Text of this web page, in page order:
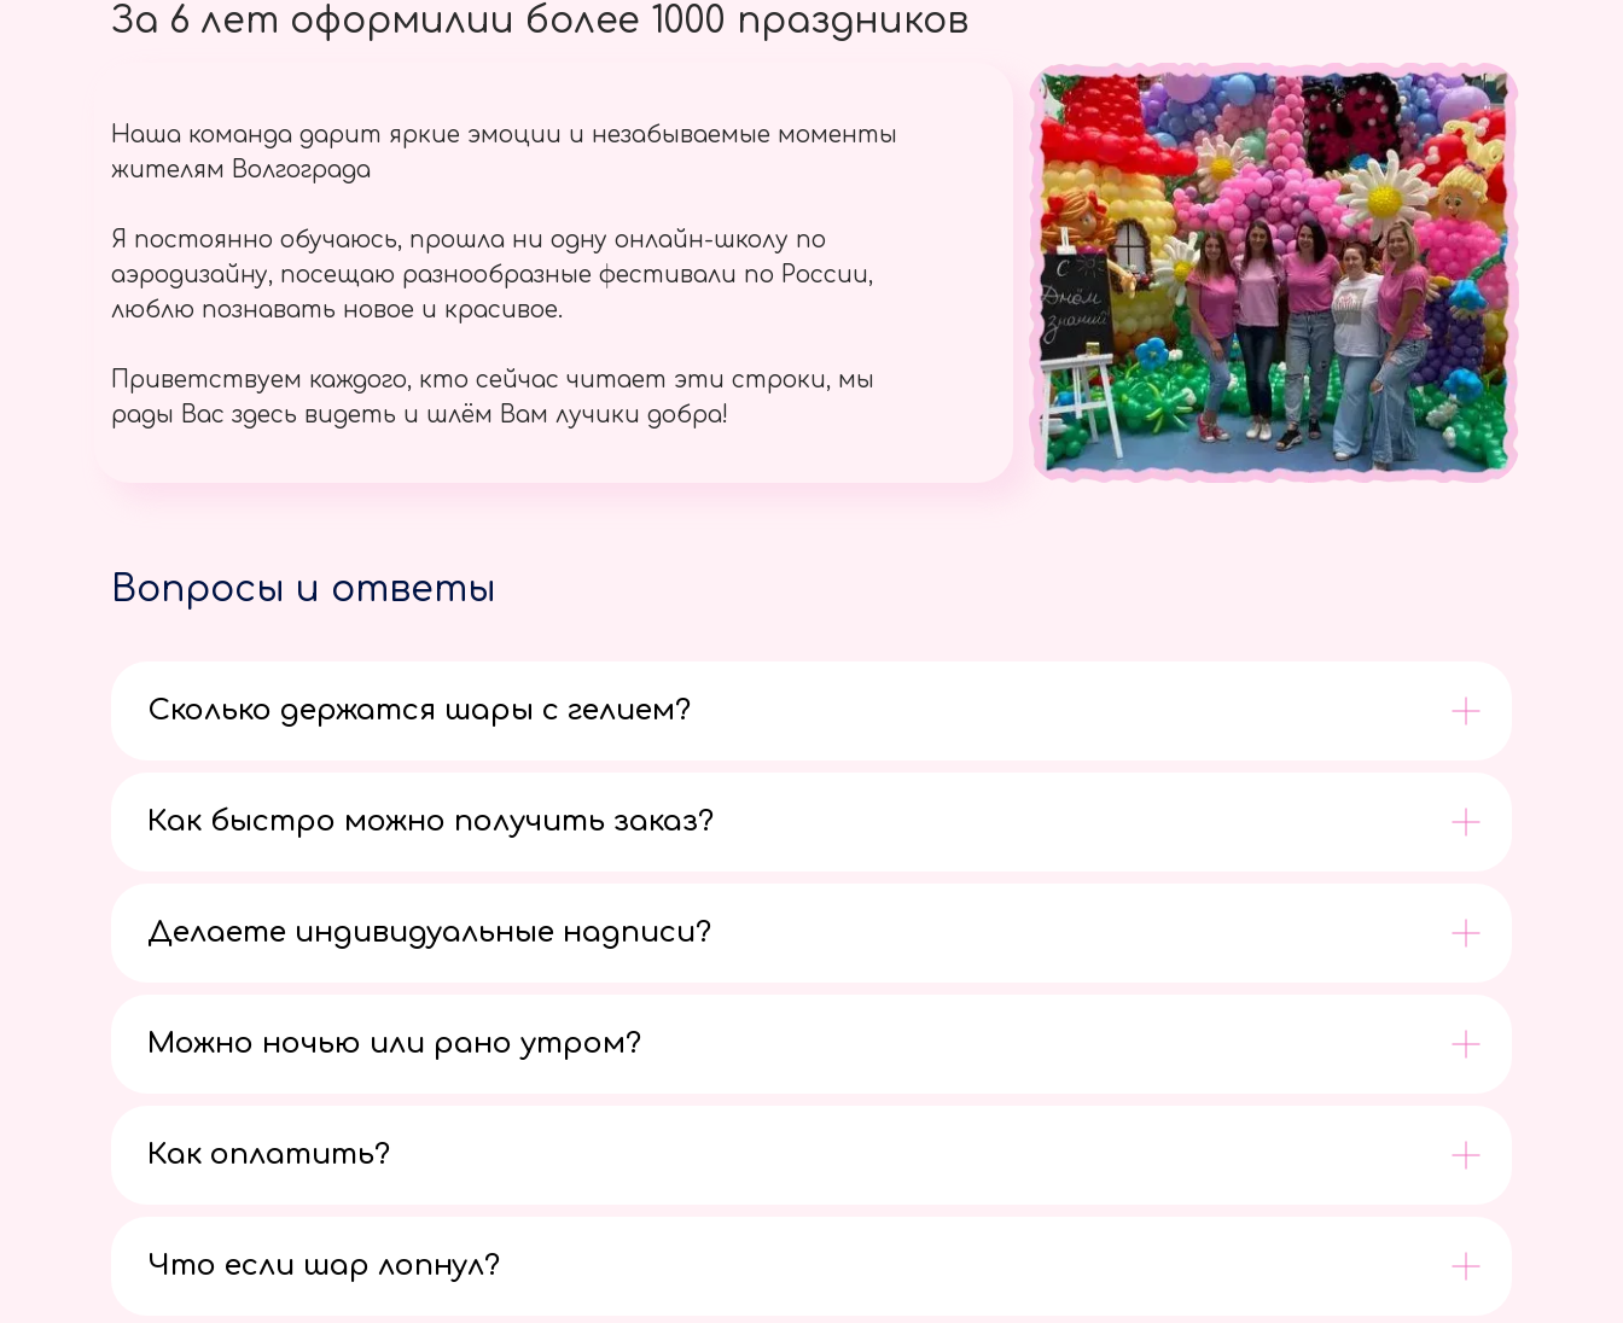
За 6 лет оформилии более 1000 праздников
Наша команда дарит яркие эмоции и незабываемые моменты
жителям Волгограда
Я постоянно обучаюсь, прошла ни одну онлайн-школу по
аэродизайну, посещаю разнообразные фестивали по России,
люблю познавать новое и красивое.
Приветствуем каждого, кто сейчас читает эти строки, мы
рады Вас здесь видеть и шлём Вам лучики добра!
Вопросы и ответы
Сколько держатся шары с гелием?
Как быстро можно получить заказ?
Делаете индивидуальные надписи?
Можно ночью или рано утром?
Как оплатить?
Что если шар лопнул?